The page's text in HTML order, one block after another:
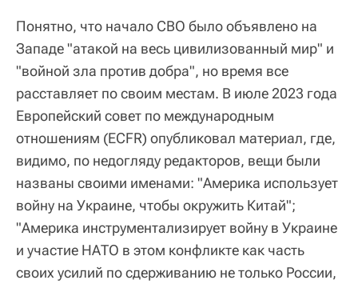
Понятно, что начало СВО было объявлено на
Западе "атакой на весь цивилизованный мир" и
"войной зла против добра", но время все
расставляет по своим местам. В июле 2023 года
Европейский совет по международным
отношениям (ECFR) опубликовал материал, где,
видимо, по недогляду редакторов, вещи были
названы своими именами: "Америка использует
войну на Украине, чтобы окружить Китай";
"Америка инструментализирует войну в Украине
и участие НАТО в этом конфликте как часть
своих усилий по сдерживанию не только России,